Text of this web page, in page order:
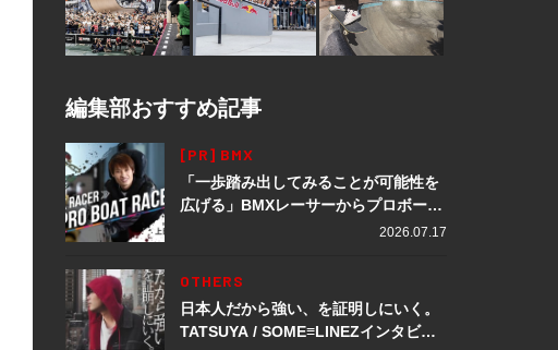
編集部おすすめ記事
[PR] BMX
「一歩踏み出してみることが可能性を
広げる」BMXレーサーからプロボート
レーサーへ転身。上田龍星が体現する
2026.07.17
OTHERS
日本人だから強い、を証明しにいく。
TATSUYA / SOME≡LINEZインタビュ